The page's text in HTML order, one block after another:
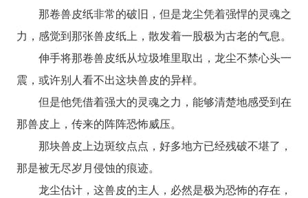
那卷兽皮纸非常的破旧，但是龙尘凭着强悍的灵魂之
力，感觉到那张兽皮纸上，散发着一股极为古老的气息。
伸手将那卷兽皮纸从垃圾堆里取出，龙尘不禁心头一
震，或许别人看不出这块兽皮的异样。
但是他凭借着强大的灵魂之力，能够清楚地感受到在
那兽皮上，传来的阵阵恐怖威压。
那块兽皮上边斑纹点点，好多地方已经残破不堪了，
那是被无尽岁月侵蚀的痕迹。
龙尘估计，这兽皮的主人，必然是极为恐怖的存在，